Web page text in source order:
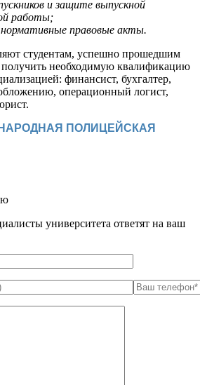
и защите выпускной
работы;
правовые акты.
студентам, успешно прошедшим
необходимую квалификацию
финансист, бухгалтер,
операционный логист,
ПОЛИЦЕЙСКАЯ
университета ответят на ваш